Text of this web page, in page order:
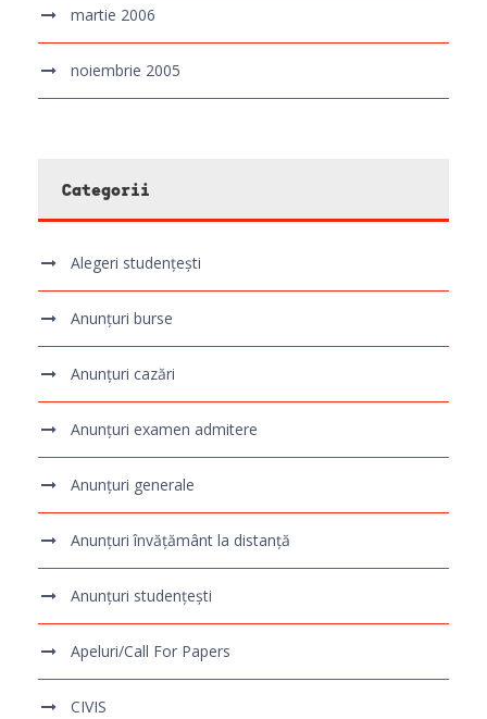
martie 2006
noiembrie 2005
Categorii
Alegeri studențești
Anunțuri burse
Anunțuri cazări
Anunțuri examen admitere
Anunțuri generale
Anunțuri învățământ la distanță
Anunțuri studențești
Apeluri/Call For Papers
CIVIS